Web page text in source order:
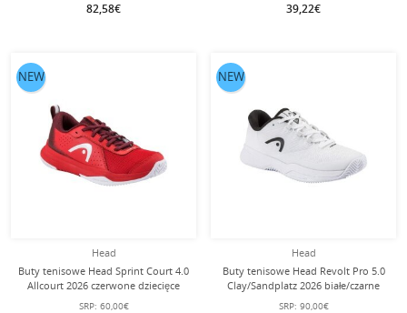
82,58€ 39,22€
Head
Buty tenisowe Head Sprint Court 4.0
Allcourt 2026 czerwone dziecięce
SRP: 60,00€
NEW
Head
Buty tenisowe Head Revolt Pro 5.0
Clay/Sandplatz 2026 białe/czarne
dziecięce
SRP: 90,00€
NEW